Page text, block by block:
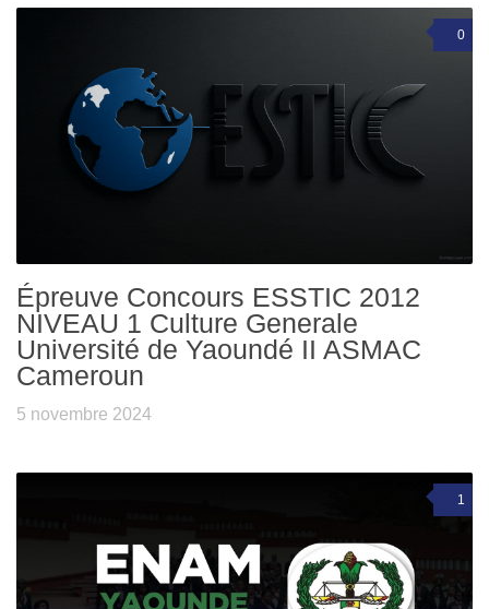
0
Épreuve Concours ESSTIC 2012
NIVEAU 1 Culture Generale
Université de Yaoundé II ASMAC
Cameroun
5 novembre 2024
1